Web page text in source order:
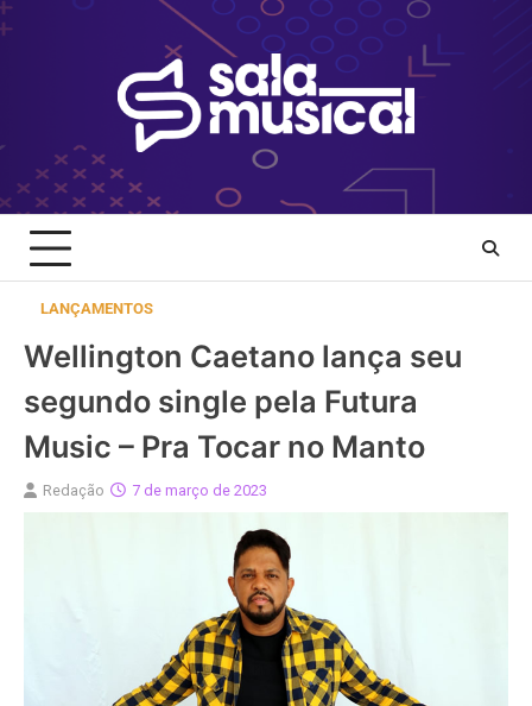
Skip
to
LANÇAMENTOS
Wellington Caetano lança seu
segundo single pela Futura
Music – Pra Tocar no Manto
Redação 7 de março de 2023